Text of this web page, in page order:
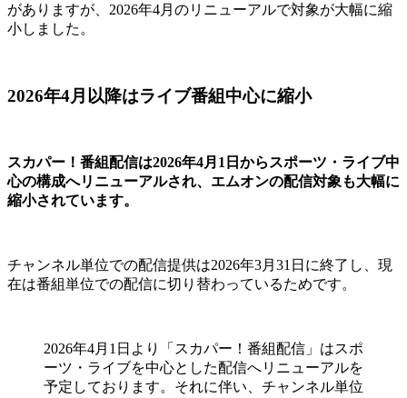
がありますが、2026年4月のリニューアルで対象が大幅に縮
小しました。
2026年4月以降はライブ番組中心に縮小
スカパー！番組配信は2026年4月1日からスポーツ・ライブ中
心の構成へリニューアルされ、エムオンの配信対象も大幅に
縮小されています。
チャンネル単位での配信提供は2026年3月31日に終了 し、現
在は番組単位での配信に切り替わっているためです。
2026年4月1日より「スカパー！番組配信」はスポ
ーツ・ライブを中心とした配信へリニューアルを
予定しております。それに伴い、チャンネル単位